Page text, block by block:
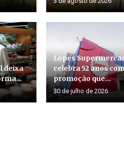
deixa
Lopes
celebra 52 anos
promoção que...
30 de julho de 2026